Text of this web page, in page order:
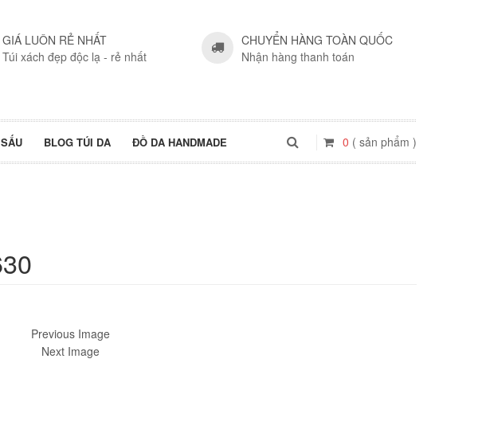
GIÁ LUÔN RẺ NHẤT
Túi xách đẹp độc lạ - rẻ nhất
CHUYỂN HÀNG TOÀN QUỐC
Nhận hàng thanh toán
BLOG TÚI DA ĐỒ DA HANDMADE 0 ( sản phẩm )
Previous Image
Next Image